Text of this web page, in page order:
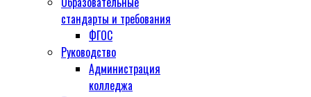
стандарты и требования
ФГОС
Руководство
Администрация
колледжа